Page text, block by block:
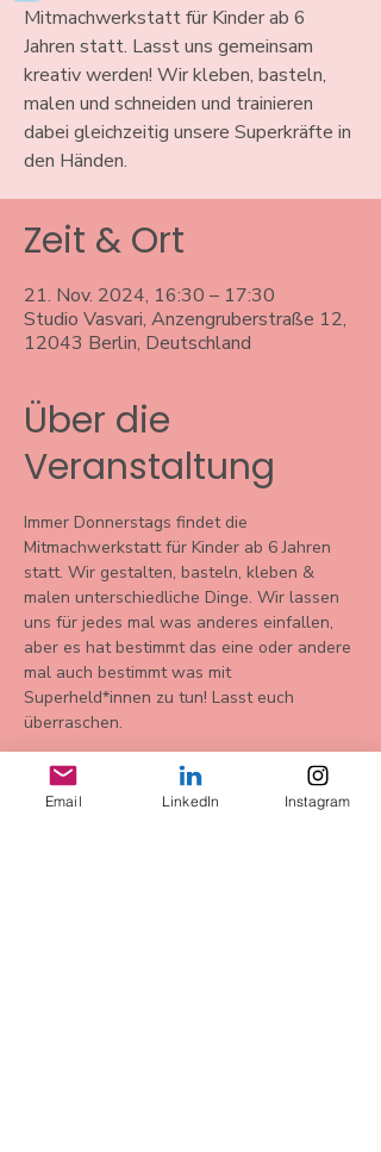
Mitmachwerkstatt für Kinder ab 6
Jahren statt. Lasst uns gemeinsam
kreativ werden! Wir kleben, basteln,
malen und schneiden und trainieren
dabei gleichzeitig unsere Superkräfte in
den Händen.
Zeit & Ort
21. Nov. 2024, 16:30 – 17:30
Studio Vasvari, Anzengruberstraße 12,
12043 Berlin, Deutschland
Über die
Veranstaltung
Immer Donnerstags findet die
Mitmachwerkstatt für Kinder ab 6 Jahren
statt. Wir gestalten, basteln, kleben &
malen unterschiedliche Dinge. Wir lassen
uns für jedes mal was anderes einfallen,
aber es hat bestimmt das eine oder andere
mal auch bestimmt was mit
Superheld*innen zu tun! Lasst euch
überraschen.
Email LinkedIn Instagram